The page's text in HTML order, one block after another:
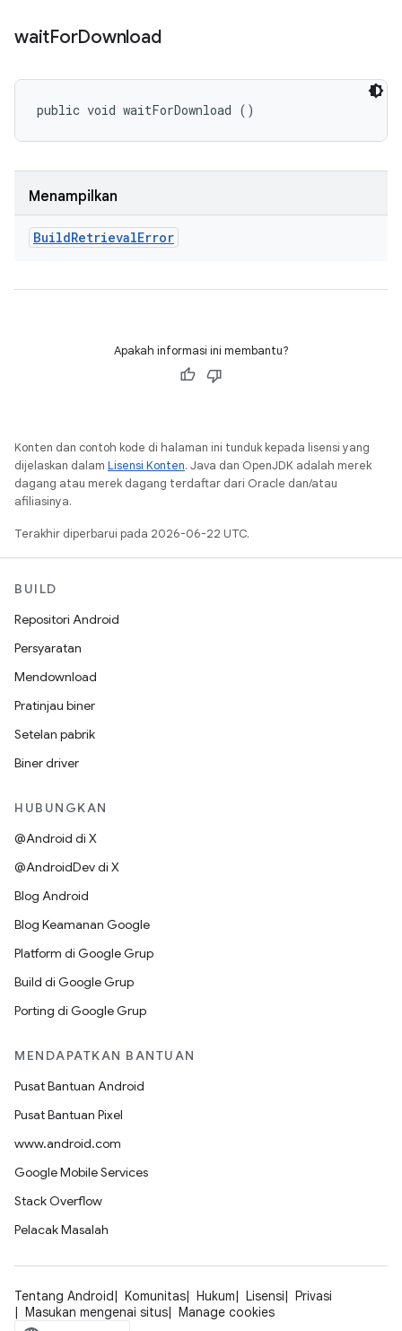
waitForDownload
public void waitForDownload ()
Menampilkan
BuildRetrievalError
Apakah informasi ini membantu?
Konten dan contoh kode di halaman ini tunduk kepada lisensi yang
dijelaskan dalam Lisensi Konten. Java dan OpenJDK adalah merek
dagang atau merek dagang terdaftar dari Oracle dan/atau
afiliasinya.
Terakhir diperbarui pada 2026-06-22 UTC.
BUILD
Repositori Android
Persyaratan
Mendownload
Pratinjau biner
Setelan pabrik
Biner driver
HUBUNGKAN
@Android di X
@AndroidDev di X
Blog Android
Blog Keamanan Google
Platform di Google Grup
Build di Google Grup
Porting di Google Grup
MENDAPATKAN BANTUAN
Pusat Bantuan Android
Pusat Bantuan Pixel
www.android.com
Google Mobile Services
Stack Overflow
Pelacak Masalah
Tentang Android Komunitas Hukum Lisensi
Privasi
Masukan mengenai situs
Manage cookies